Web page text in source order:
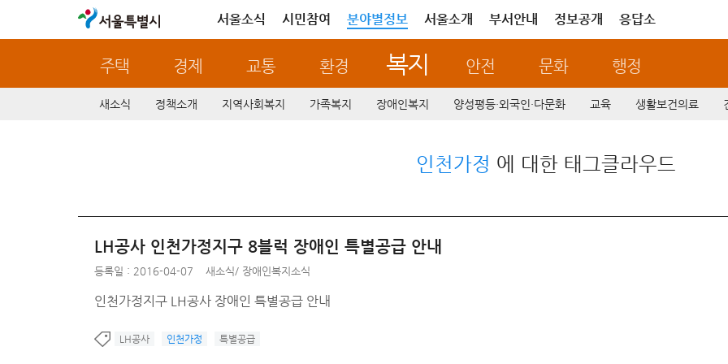
서울특별시 서울소식 시민참여 분야별정보 서울소개 부서안내 정보공개 응답소
주택 경제 교통 환경 복지 안전 문화 행정
새소식 정책소개 지역사회복지 가족복지 장애인복지 양성평등·외국인·다문화 교육 생활보건의료
인천가정 에 대한 태그클라우드
LH공사 인천가정지구 8블럭 장애인 특별공급 안내
등록일 : 2016-04-07 새소식/ 장애인복지소식
인천가정지구 LH공사 장애인 특별공급 안내
LH공사 인천가정 특별공급